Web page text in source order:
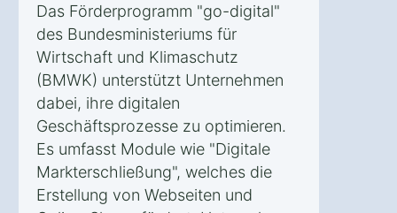
Das Förderprogramm "go-digital"
des Bundesministeriums für
Wirtschaft und Klimaschutz
(BMWK) unterstützt Unternehmen
dabei, ihre digitalen
Geschäftsprozesse zu optimieren.
Es umfasst Module wie "Digitale
Markterschließung", welches die
Erstellung von Webseiten und